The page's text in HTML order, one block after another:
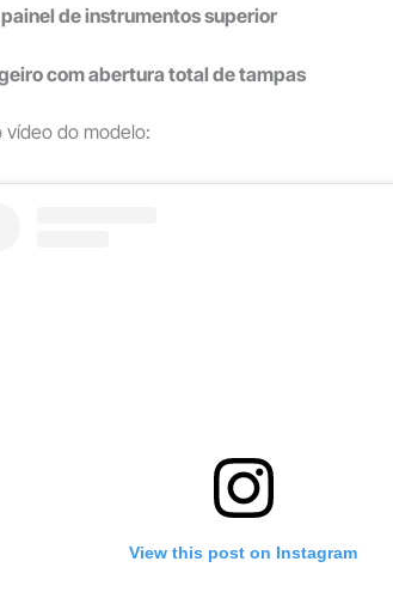
de instrumentos superior
com abertura total de tampas
vídeo do modelo:
View this post on Instagram